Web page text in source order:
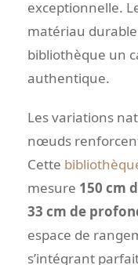
exceptionnelle.
matériau
bibliothèque un
authentique.
Les variations
nœuds
Cette
mesure 150 cm
33 cm de
espace de
s’intégrant